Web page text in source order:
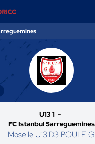
U13 1 -
FC Istanbul Sarreguemines
Moselle U13 D3 POULE G